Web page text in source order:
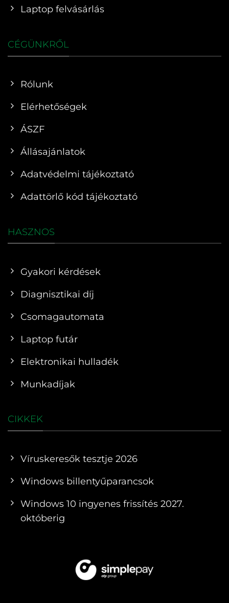
Laptop felvásárlás
CÉGÜNKRŐL
Rólunk
Elérhetőségek
ÁSZF
Állásajánlatok
Adatvédelmi tájékoztató
Adattörlő kód tájékoztató
HASZNOS
Gyakori kérdések
Diagnisztikai díj
Csomagautomata
Laptop futár
Elektronikai hulladék
Munkadíjak
CIKKEK
Víruskeresők tesztje 2026
Windows billentyűparancsok
Windows 10 ingyenes frissítés 2027.
októberig